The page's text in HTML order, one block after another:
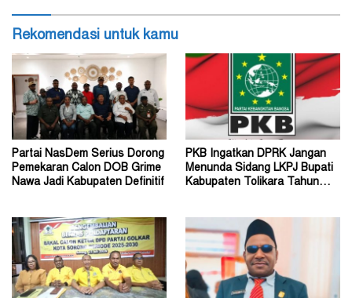
Rekomendasi untuk kamu
Partai NasDem Serius Dorong
Pemekaran Calon DOB Grime
Nawa Jadi Kabupaten Definitif
PKB Ingatkan DPRK Jangan
Menunda Sidang LKPJ Bupati
Kabupaten Tolikara Tahun